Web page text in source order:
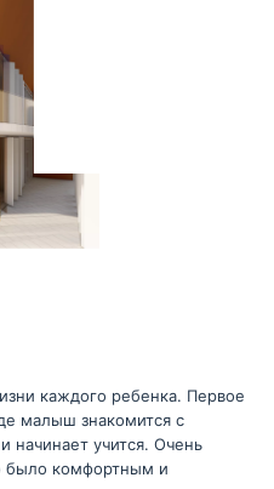
каждого ребенка. Первое
малыш знакомится с
начинает учится. Очень
было комфортным и